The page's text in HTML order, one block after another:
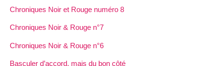
Chroniques Noir et Rouge numéro 8
Chroniques Noir & Rouge n°7
Chroniques Noir & Rouge n°6
Basculer d’accord, mais du bon côté